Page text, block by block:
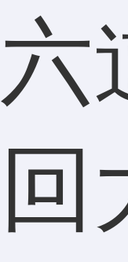
六
回